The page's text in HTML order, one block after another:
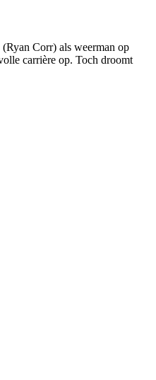
Corr) als weerman op
carrière op. Toch droomt